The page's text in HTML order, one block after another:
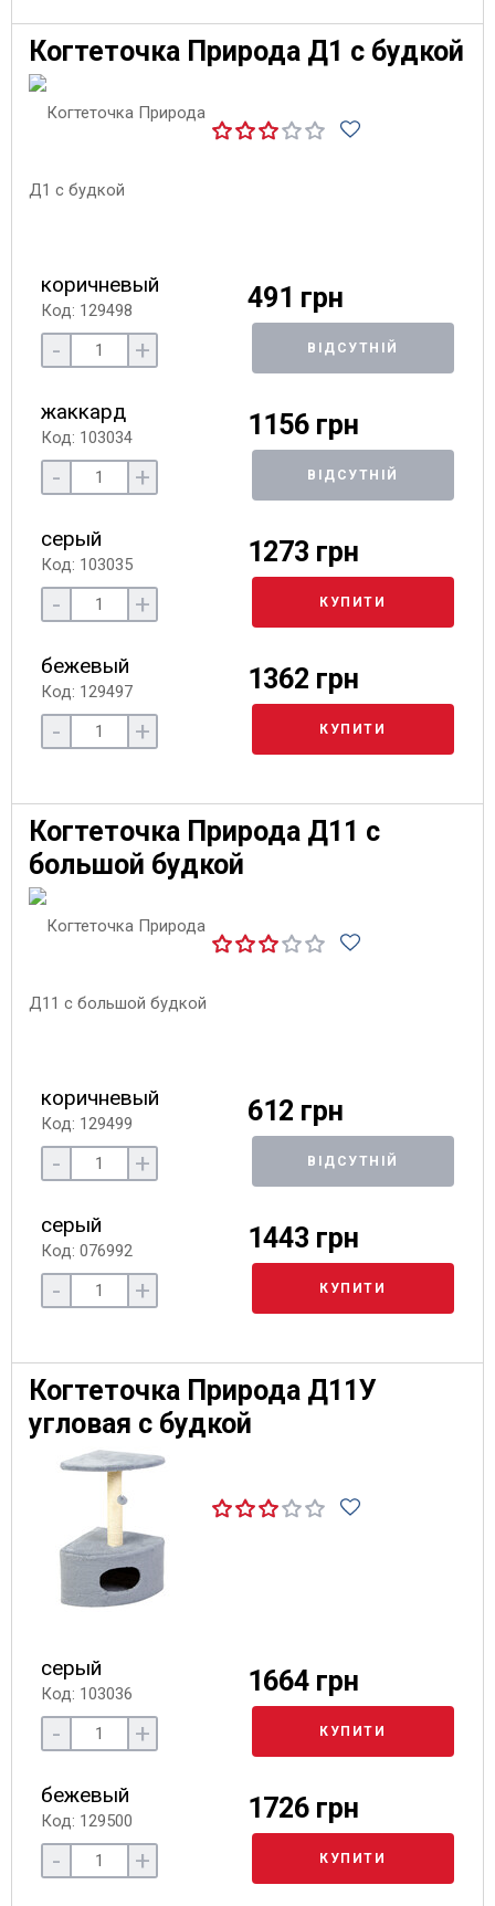
Когтеточка Природа Д1 с будкой
коричневый
Код: 129498 491 грн
- + ВІДСУТНІЙ
жаккард
Код: 103034 1156 грн
- + ВІДСУТНІЙ
серый
Код: 103035 1273 грн
- + КУПИТИ
бежевый
Код: 129497 1362 грн
- + КУПИТИ
Когтеточка Природа Д11 с
большой будкой
коричневый
Код: 129499 612 грн
- + ВІДСУТНІЙ
серый
Код: 076992 1443 грн
- + КУПИТИ
Когтеточка Природа Д11У
угловая с будкой
серый
Код: 103036 1664 грн
- + КУПИТИ
бежевый
Код: 129500 1726 грн
- + КУПИТИ